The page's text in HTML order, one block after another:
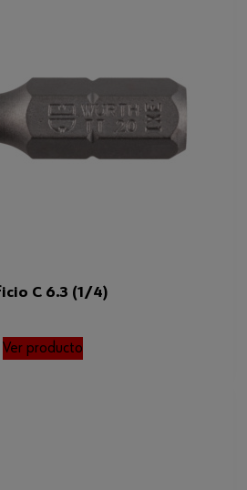
82079030000
C 6.3 (1/4)
Ver producto